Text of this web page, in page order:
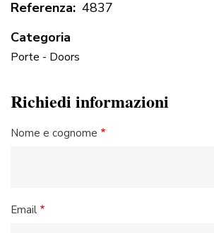
Referenza 4837
Categoria
Porte - Doors
Richiedi informazioni
Nome e cognome
Email